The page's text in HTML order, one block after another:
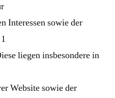
Interessen sowie der
liegen insbesondere in
Website sowie der